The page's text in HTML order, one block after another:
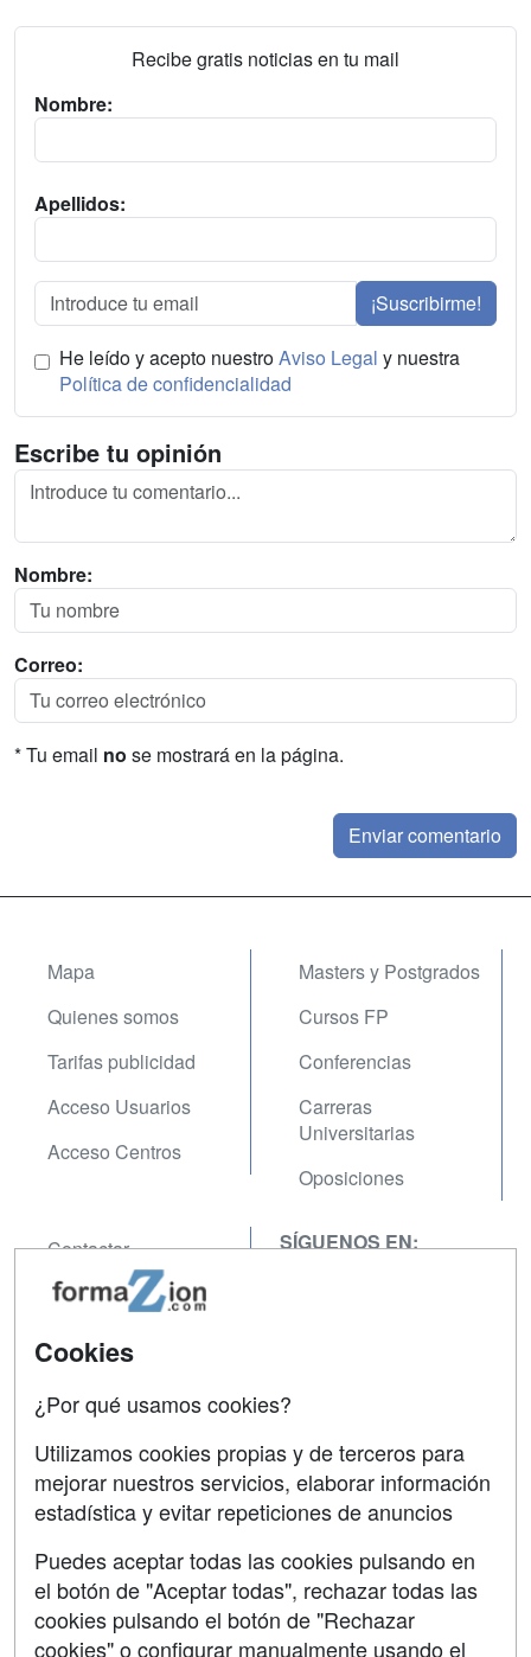
Recibe gratis noticias en tu mail
Nombre:
Apellidos:
¡Suscribirme!
He leído y acepto nuestroAviso Legal y nuestra
Política de confidencialidad
Escribe tu opinión
Nombre:
Correo:
* Tu email no se mostrará en la página.
Mapa
Quienes somos
Tarifas publicidad
Acceso Usuarios
Acceso Centros
Masters y Postgrados
Cursos FP
Conferencias
Carreras
Universitarias
Oposiciones
Contactar
Confidencialidad
Aviso legal
SÍGUENOS EN:
Grupo formazion:
Cookies
¿Por qué usamos cookies?
Utilizamos cookies propias y de terceros para
mejorar nuestros servicios, elaborar información
estadística y evitar repeticiones de anuncios
Puedes aceptar todas las cookies pulsando en
el botón de "Aceptar todas", rechazar todas las
cookies pulsando el botón de "Rechazar
cookies" o configurar manualmente usando el